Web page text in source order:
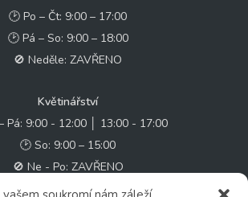
🕑 Po – Čt: 9:00 – 17:00
🕑 Pá – So: 9:00 – 18:00
🚫 Neděle: ZAVŘENO
Květinářství
Pá: 9:00 - 12:00 │ 13:00 - 17:00
🕑 So: 9:00 – 15:00
🚫 Ne - Po: ZAVŘENO